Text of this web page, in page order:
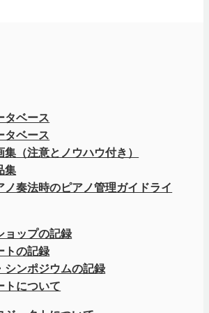
タベース
タベース
集（注意とノウハウ付き）
集
ノ奏法時のピアノ管理ガイドライ
ョップの記録
トの記録
シンポジウムの記録
トについて